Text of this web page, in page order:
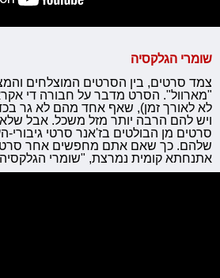
שומרי הגלקסיה
צמד סרטים, בין הסרטים המוצלחים
"מארוול". הסרט מדבר על חבורה די
לא לאורך זמן), שאף אחד מהם לא גר
ויש להם הרבה יותר מזל משכל. אבל
סרטים מן הבולטים בז'אנר סרטי גיבורי-
שלהם. כך שאם אתם מחפשים אחר סרט
אתנחתא קומית נמרצת, "שומרי